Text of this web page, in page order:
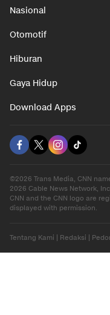
Nasional
Otomotif
Hiburan
Gaya Hidup
Download Apps
©2026 Trans Media, CNN
2026 Cable News Network,
CNN and the CNN logo are
displayed with permission.
Tentang Kami | Redaksi |